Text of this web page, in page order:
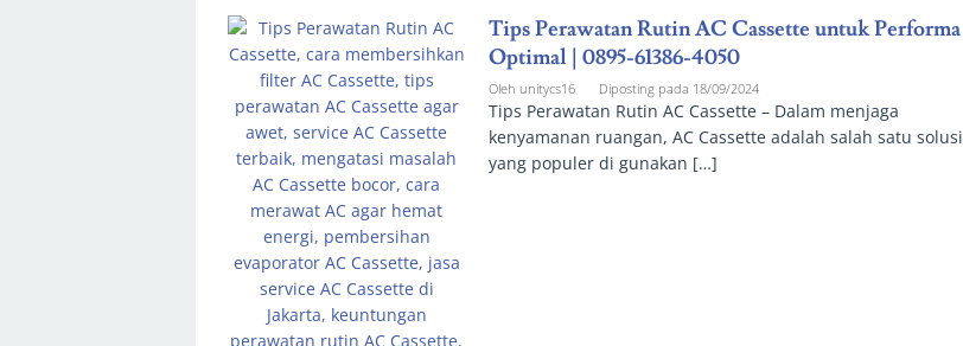
Tips Perawatan Rutin AC Cassette untuk Performa
Optimal | 0895-61386-4050
Oleh unitycs16 Diposting pada 18/09/2024
Tips Perawatan Rutin AC Cassette – Dalam menjaga
kenyamanan ruangan, AC Cassette adalah salah satu solusi
yang populer di gunakan […]